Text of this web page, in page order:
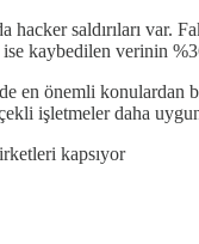
hacker saldırıları
ise kaybedilen verinin
en önemli
işletmeler daha
kapsıyor